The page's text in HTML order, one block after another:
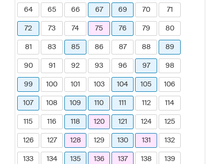
64 65 66 67 69 70 71
72 73 74 75 76 79 80
81 83 85 86 87 88 89
90 91 92 93 96 97 98
99 100 101 103 104 105 106
107 108 109 110 111 112 114
115 116 118 120 121 124 125
126 127 128 129 130 131 132
133 134 135 136 137 138 139